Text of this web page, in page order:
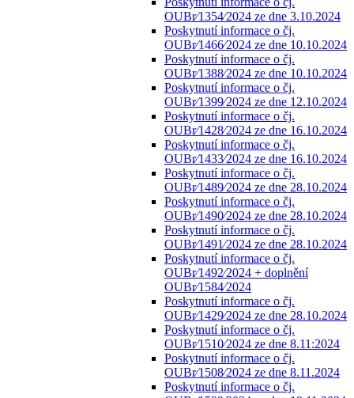
OUBr⁄1354⁄2024 ze dne 3.10.2024
Poskytnutí informace o čj.
OUBr⁄1466⁄2024 ze dne 10.10.2024
Poskytnutí informace o čj.
OUBr⁄1388⁄2024 ze dne 10.10.2024
Poskytnutí informace o čj.
OUBr⁄1399⁄2024 ze dne 12.10.2024
Poskytnutí informace o čj.
OUBr⁄1428⁄2024 ze dne 16.10.2024
Poskytnutí informace o čj.
OUBr⁄1433⁄2024 ze dne 16.10.2024
Poskytnutí informace o čj.
OUBr⁄1489⁄2024 ze dne 28.10.2024
Poskytnutí informace o čj.
OUBr⁄1490⁄2024 ze dne 28.10.2024
Poskytnutí informace o čj.
OUBr⁄1491⁄2024 ze dne 28.10.2024
Poskytnutí informace o čj.
OUBr⁄1492⁄2024 + doplnění
OUBr⁄1584⁄2024
Poskytnutí informace o čj.
OUBr⁄1429⁄2024 ze dne 28.10.2024
Poskytnutí informace o čj.
OUBr⁄1510⁄2024 ze dne 8.11:2024
Poskytnutí informace o čj.
OUBr⁄1508⁄2024 ze dne 8.11.2024
Poskytnutí informace o čj.